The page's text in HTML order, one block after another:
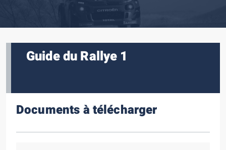
Guide du Rallye 1
Documents à télécharger